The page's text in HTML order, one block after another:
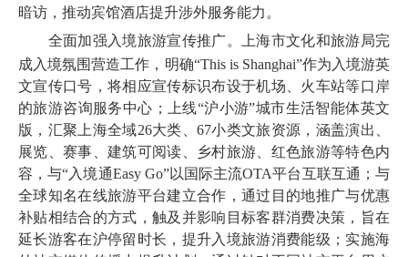
暗访，推动宾馆酒店提升涉外服务能力。
全面加强入境旅游宣传推广。
上海市文化和旅游局完
成入境氛围营造工作，明确“This is Shanghai”作为入境游英
文宣传口号，将相应宣传标识布设于机场、火车站等口岸
的旅游咨询服务中心；上线“沪小游”城市生活智能体英文
版，汇聚上海全域26大类、67小类文旅资源，涵盖演出、
展览、赛事、建筑可阅读、乡村旅游、红色旅游等特色内
容，与“入境通Easy Go”以国际主流OTA平台互联互通；与
全球知名在线旅游平台建立合作，通过目的地推广与优惠
补贴相结合的方式，触及并影响目标客群消费决策，旨在
延长游客在沪停留时长，提升入境旅游消费能级；实施海